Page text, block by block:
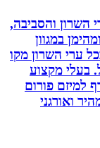
והסביבה,
במגוון
השרון מקו
מקצוע
פורום